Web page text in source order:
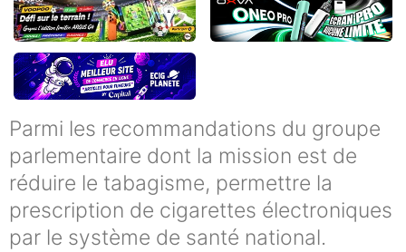
Parmi les recommandations du groupe
parlementaire dont la mission est de
réduire le tabagisme, permettre la
prescription de cigarettes électroniques
par le système de santé national.